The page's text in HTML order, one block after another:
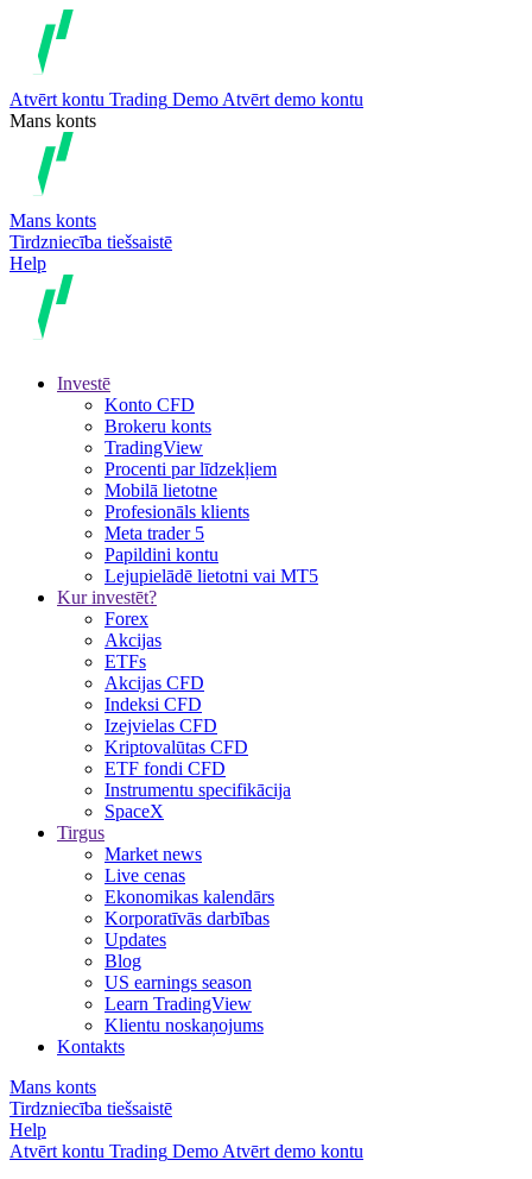
Atvērt kontu Trading Demo Atvērt demo kontu
Mans konts
Mans konts
Tirdzniecība tiešsaistē
Help
Investē
Konto CFD
Brokeru konts
TradingView
Procenti par līdzekļiem
Mobilā lietotne
Profesionāls klients
Meta trader 5
Papildini kontu
Lejupielādē lietotni vai MT5
Kur investēt?
Forex
Akcijas
ETFs
Akcijas CFD
Indeksi CFD
Izejvielas CFD
Kriptovalūtas CFD
ETF fondi CFD
Instrumentu specifikācija
SpaceX
Tirgus
Market news
Live cenas
Ekonomikas kalendārs
Korporatīvās darbības
Updates
Blog
US earnings season
Learn TradingView
Klientu noskaņojums
Kontakts
Mans konts
Tirdzniecība tiešsaistē
Help
Atvērt kontu Trading Demo Atvērt demo kontu